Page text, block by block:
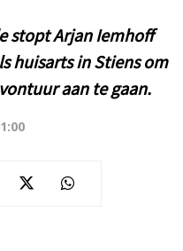
stopt Arjan Iemhoff
huisarts in Stiens om
aan te gaan.